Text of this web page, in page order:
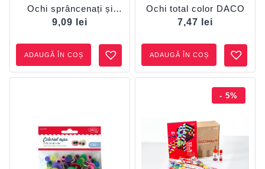
Ochi sprâncenați și
rotați DACO
9,09 lei
ADAUGĂ ÎN COȘ
Ochi total color DACO
7,47
lei
ADAUGĂ ÎN COȘ
- 5%